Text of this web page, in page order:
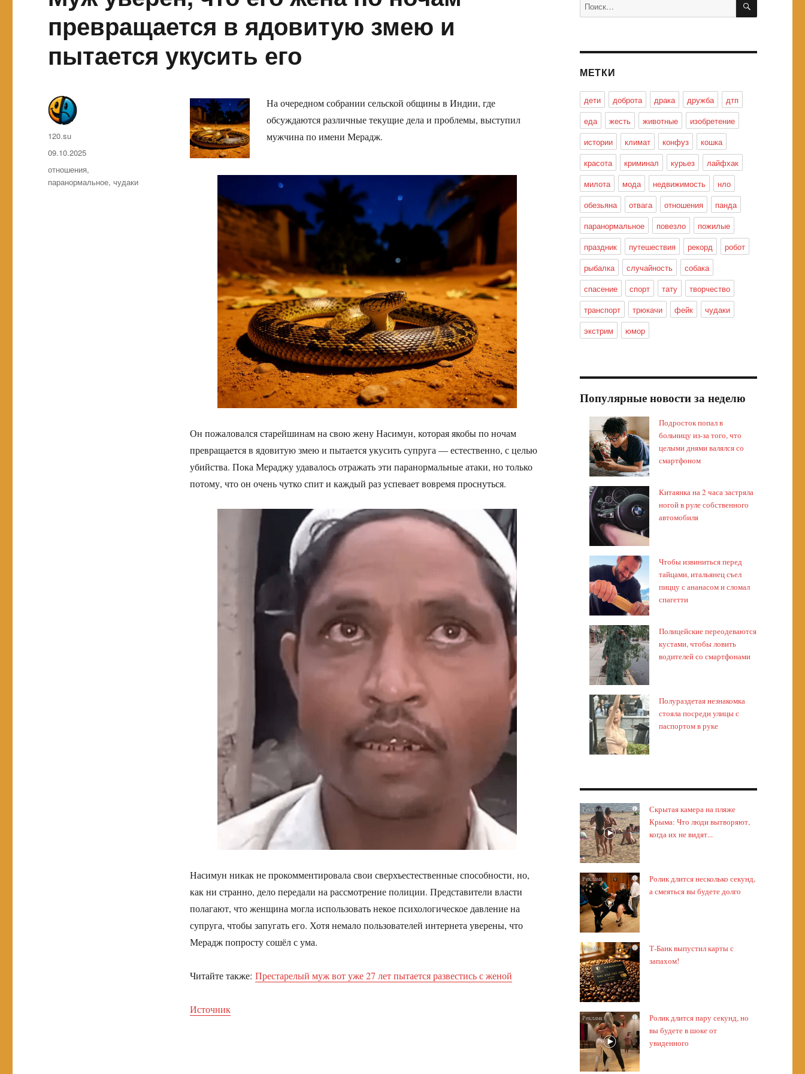
превращается в ядовитую змею и
пытается укусить его
На очередном собрании сельской общины в Индии, где
обсуждаются различные текущие дела и проблемы, выступил
мужчина по имени Мерадж.
Он пожаловался старейшинам на свою жену Насимун, которая якобы по ночам
превращается в ядовитую змею и пытается укусить супруга — естественно, с целью
убийства. Пока Мераджу удавалось отражать эти паранормальные атаки, но только
потому, что он очень чутко спит и каждый раз успевает вовремя проснуться.
Насимун никак не прокомментировала свои сверхъестественные способности, но,
как ни странно, дело передали на рассмотрение полиции. Представители власти
полагают, что женщина могла использовать некое психологическое давление на
супруга, чтобы запугать его. Хотя немало пользователей интернета уверены, что
Мерадж попросту сошёл с ума.
Читайте также: Престарелый муж вот уже 27 лет пытается развестись с женой
Источник
Автор
120.su
Опубликовано
09.10.2025
Метки
отношения,
паранормальное,чудаки
МЕТКИ
дети доброта драка дружба
дтп
еда
жесть животные
изобретение
истории
климат конфуз
кошка
красота
криминал курьез
лайфхак
милота
мода недвижимость
нло
обезьяна
отвага отношения
панда
паранормальное
повезло
пожилые
праздник
путешествия рекорд
робот
рыбалка
случайность
собака
спасение
спорт тату
творчество
транспорт
трюкачи фейк
чудаки
экстрим
юмор
Популярные новости за неделю
Подросток попал в
больницу из-за того, что
целыми днями валялся со
смартфоном
Китаянка на 2 часа застряла
ногой в руле собственного
автомобиля
Чтобы извиниться перед
тайцами, итальянец съел
пиццу с ананасом и сломал
спагетти
Полицейские переодеваются
кустами, чтобы ловить
водителей со смартфонами
Полураздетая незнакомка
стояла посреди улицы с
паспортом в руке
i
Скрытая камера на пляже
Крыма: Что люди вытворяют,
когда их не видят...
i
Ролик длится несколько секунд,
а смеяться вы будете долго
i
Т-Банк выпустил карты с
запахом!
i
Ролик длится пару секунд, но
вы будете в шоке от
увиденного